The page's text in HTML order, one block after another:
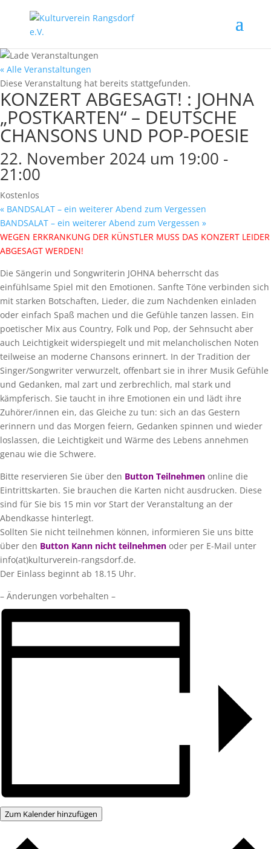
« Alle Veranstaltungen
Diese Veranstaltung hat bereits stattgefunden.
KONZERT ABGESAGT! : JOHNA
„POSTKARTEN“ – DEUTSCHE
CHANSONS UND POP-POESIE
22. November 2024 um 19:00 -
21:00
Kostenlos
« BANDSALAT – ein weiterer Abend zum Vergessen
BANDSALAT – ein weiterer Abend zum Vergessen »
WEGEN ERKRANKUNG DER KÜNSTLER MUSS DAS KONZERT LEIDER
ABGESAGT WERDEN!
Die Sängerin und Songwriterin JOHNA beherrscht das
einfühlsame Spiel mit den Emotionen. Sanfte Töne verbinden sich
mit starken Botschaften, Lieder, die zum Nachdenken einladen
oder einfach Spaß machen und die Gefühle tanzen lassen. Ein
poetischer Mix aus Country, Folk und Pop, der Sehnsucht aber
auch Leichtigkeit widerspiegelt und mit melancholischen Noten
teilweise an moderne Chansons erinnert. In der Tradition der
Singer/Songwriter verwurzelt, offenbart sie in ihrer Musik Gefühle
und Gedanken, mal zart und zerbrechlich, mal stark und
kämpferisch. Sie taucht in ihre Emotionen ein und lädt ihre
Zuhörer/innen ein, das Gleiche zu tun: sich an das Gestern
erinnern und das Morgen feiern, Gedanken spinnen und wieder
loslassen, die Leichtigkeit und Wärme des Lebens annehmen
genau wie die Schwere.
Bitte reservieren Sie über den Button Teilnehmen online die
Eintrittskarten. Sie brauchen die Karten nicht ausdrucken. Diese
sind für Sie bis 15 min vor Start der Veranstaltung an der
Abendkasse hinterlegt.
Sollten Sie nicht teilnehmen können, informieren Sie uns bitte
über den Button Kann nicht teilnehmen oder per E-Mail unter
info(at)kulturverein-rangsdorf.de.
Der Einlass beginnt ab 18.15 Uhr.
– Änderungen vorbehalten –
Zum Kalender hinzufügen